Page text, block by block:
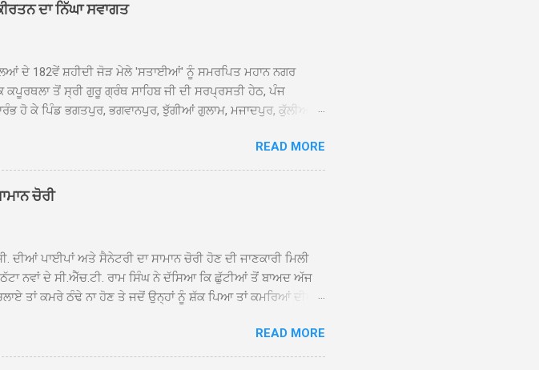
ਦਾ ਨਿੱਘਾ ਸਵਾਗਤ
ਦੇ 182ਵੇਂ ਸ਼ਹੀਦੀ ਜੋੜ ਮੇਲੇ 'ਸਤਾਈਆਂ' ਨੂੰ ਸਮਰਪਿਤ ਮਹਾਨ ਨਗਰ
ਤੋਂ ਸ੍ਰੀ ਗੁਰੂ ਗ੍ਰੰਥ ਸਾਹਿਬ ਜੀ ਦੀ ਸਰਪ੍ਰਸਤੀ ਹੇਠ, ਪੰਜ
ਹੋ ਕੇ ਪਿੰਡ ਭਗਤਪੁਰ, ਭਗਵਾਨਪੁਰ, ਝੁੱਗੀਆਂ ਗੁਲਾਮ, ਮਜਾਦਪੁਰ, ਕੁੱਲੀਆਂ,
ਗੁਰਦੁਆਰਾ ਸ੍ਰੀ ਦਮਦਮਾ ਸਾਹਿਬ ਠੱਟਾ ਵਿਖੇ ਪਹੁੰਚਣ ’ਤੇ ਮੁੱਖ ਸੇਵਾਦਾਰ
ਦੀ ਗੂੰਜ ਵਿਚ ਨਿੱਘਾ ਸਵਾਗਤ ਕੀਤਾ ਗਿਆ। ਗੁਰਦੁਆਰਾ ਸ੍ਰੀ
ਦੀ ਅਰਦਾਸ ਹੋਈ। ਇਸ ਮੌਕੇ ਪੰਜ ਪਿਆਰੇ ਸਾਹਿਬਾਨ ਤੇ ਨਗਰ ਕੀਰਤਨ ਦੇ
ਸੰਤ ਬਾਬਾ ਹਰਜੀਤ ਸਿੰਘ ਵੱਲੋਂ ਸਿਰੋਪਾਓ ਦੇ ਕੇ ਵਿਸ਼ੇਸ਼ ਤੌਰ ’ਤੇ
READ MORE
ਚੋਰੀ
ਦੀਆਂ ਪਾਈਪਾਂ ਅਤੇ ਸੈਨੇਟਰੀ ਦਾ ਸਾਮਾਨ ਚੋਰੀ ਹੋਣ ਦੀ ਜਾਣਕਾਰੀ ਮਿਲੀ
ਨਵਾਂ ਦੇ ਸੀ.ਐੱਚ.ਟੀ. ਰਾਮ ਸਿੰਘ ਨੇ ਦੱਸਿਆ ਕਿ ਛੁੱਟੀਆਂ ਤੋਂ ਬਾਅਦ ਅੱਜ
ਤਾਂ ਕਮਰੇ ਠੰਢੇ ਨਾ ਹੋਣ ਤੇ ਜਦੋਂ ਉਨ੍ਹਾਂ ਨੂੰ ਸ਼ੱਕ ਪਿਆ ਤਾਂ ਕਮਰਿਆਂ ਦੀਆਂ
ਸਕੂਲ ਗੇੜਾ ਮਾਰਦੇ ਸਨ ਅਤੇ 20 ਜੂਨ ਤੱਕ ਸਭ ਠੀਕ ਸੀ। ਚੋਰੀ ਦੀ ਘਟਨਾ
ਸਟਾਫ ਮੈਂਬਰਾਂ ਅੰਜੂ ਬਾਲਾ, ਹਰਜੀਤ ਕੌਰ, ਕਮਲਪ੍ਰੀਤ ਕੌਰ ਅਤੇ ਹਰਵਿੰਦਰ
READ MORE